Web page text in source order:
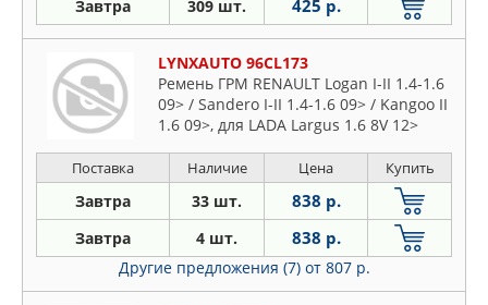
Завтра 309 шт. 425 р.
LYNXAUTO 96CL173
Ремень ГРМ RENAULT Logan I-II 1.4-1.6
09> / Sandero I-II 1.4-1.6 09> / Kangoo II
1.6 09>, для LADA Largus 1.6 8V 12>
Поставка Наличие Цена Купить
Завтра 33 шт. 838 р.
Завтра 4 шт. 838 р.
Другие предложения (7) от 807 р.